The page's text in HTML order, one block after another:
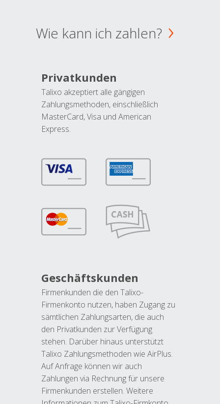
Wie kann ich zahlen?
Privatkunden
Talixo akzeptiert alle gängigen
Zahlungsmethoden, einschließlich
MasterCard, Visa und American
Express.
Geschäftskunden
Firmenkunden die den Talixo-
Firmenkonto nutzen, haben Zugang zu
sämtlichen Zahlungsarten, die auch
den Privatkunden zur Verfügung
stehen. Darüber hinaus unterstützt
Talixo Zahlungsmethoden wie AirPlus.
Auf Anfrage können wir auch
Zahlungen via Rechnung für unsere
Firmenkunden erstellen. Weitere